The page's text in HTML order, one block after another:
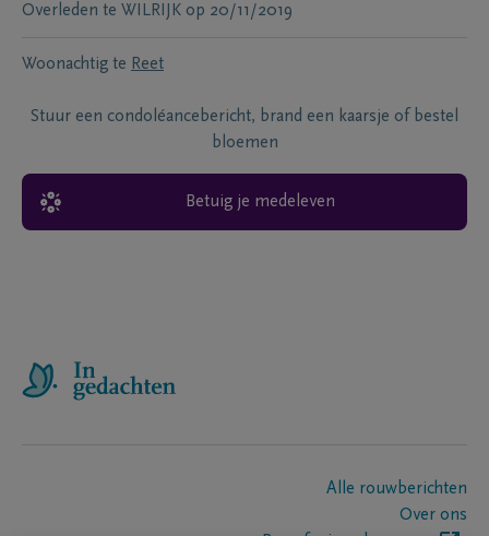
Overleden te WILRIJK op 20/11/2019
Woonachtig te Reet
Stuur een condoléancebericht, brand een kaarsje of bestel
bloemen
Betuig je medeleven
Alle rouwberichten
Over ons